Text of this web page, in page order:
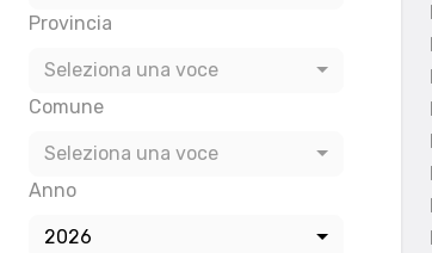
Provincia
Seleziona una voce
Comune
Seleziona una voce
Anno
2026